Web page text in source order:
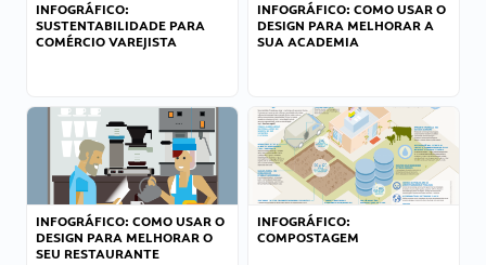
INFOGRÁFICO:
SUSTENTABILIDADE PARA
COMÉRCIO VAREJISTA
INFOGRÁFICO: COMO USAR O
DESIGN PARA MELHORAR A
SUA ACADEMIA
INFOGRÁFICO: COMO USAR O
DESIGN PARA MELHORAR O
SEU RESTAURANTE
INFOGRÁFICO:
COMPOSTAGEM